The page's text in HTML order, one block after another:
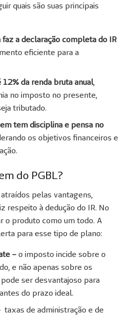
quais são suas principais
faz a declaração completa do IR
eficiente para a
da renda bruta anual,
no imposto no presente,
tributado.
tem disciplina e pensa no
os objetivos financeiros e
do PGBL?
pelas vantagens,
respeito à dedução do IR. No
o produto como um todo. A
para esse tipo de plano:
– o imposto incide sobre o
e não apenas sobre os
ser desvantajoso para
do prazo ideal.
taxas de administração e de